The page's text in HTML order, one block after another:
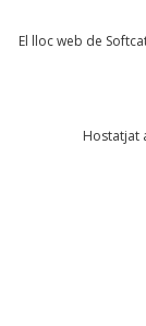
Què
Comentari *
El lloc web de
Hostatjat